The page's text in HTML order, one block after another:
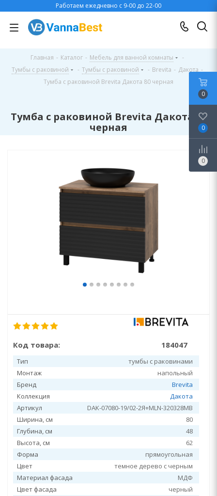
Работаем ежедневно с 9-00 до 22-00
Главная - Каталог - Мебель для ванной комнаты
-
Тумбы с раковиной
- Тумбы с раковиной - Brevita - Дакота -
Тумба с раковиной Brevita Дакота 80 черная
Тумба с раковиной Brevita Дакота 80
черная
Код товара: 184047
Тип
тумбы с раковинами
Монтаж
напольный
Бренд
Brevita
Коллекция
Дакота
Артикул
DAK-07080-19/02-2Я+MLN-320328MB
Ширина, см
80
Глубина, см
48
Высота, см
62
Форма
прямоугольная
Цвет
темное дерево с черным
Материал фасада
МДФ
Цвет фасада
черный
0
0
0